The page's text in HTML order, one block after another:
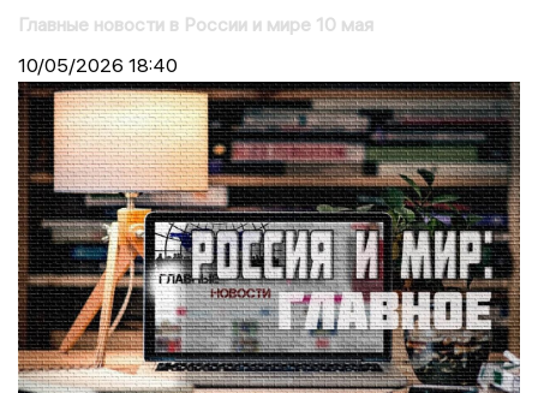
Главные новости в России и мире 10 мая
10/05/2026 18:40